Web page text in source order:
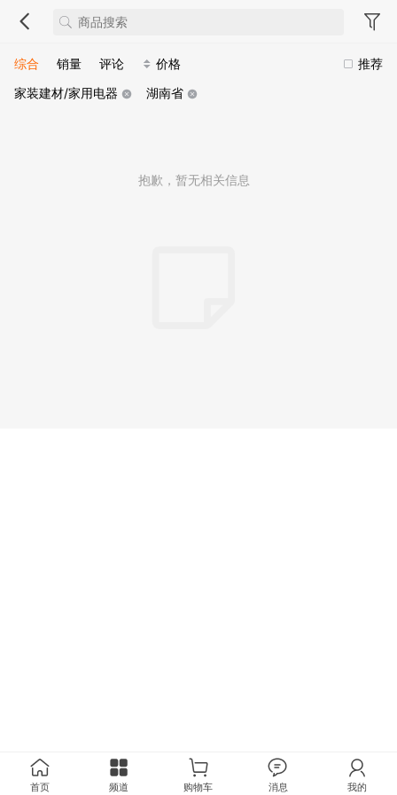
推荐
综合 销量 评论
价格
家装建材/家用电器
湖南省
抱歉，暂无相关信息
首页 频道 购物车 消息 我的